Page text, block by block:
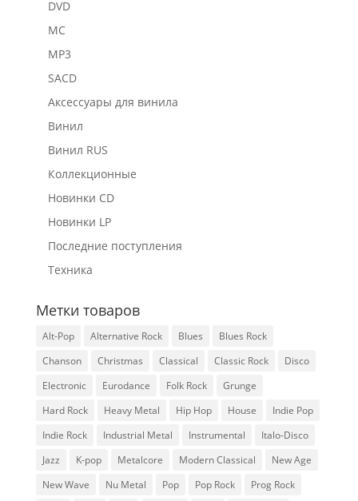
DVD
MC
MP3
SACD
Аксессуары для винила
Винил
Винил RUS
Коллекционные
Новинки CD
Новинки LP
Последние поступления
Техника
Метки товаров
Alt-Pop Alternative Rock Blues
Blues Rock
Chanson
Christmas Classical Classic Rock
Disco
Electronic
Eurodance Folk Rock
Grunge
Hard Rock
Heavy Metal Hip Hop House
Indie Pop
Indie Rock
Industrial Metal Instrumental
Italo-Disco
Jazz
K-pop Metalcore Modern Classical
New Age
New Wave
Nu Metal Pop Pop Rock
Prog Rock